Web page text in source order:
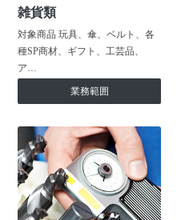
雑貨類
対象商品 玩具、傘、ベルト、各
種SP商材、ギフト、工芸品、
ア…
業務範囲